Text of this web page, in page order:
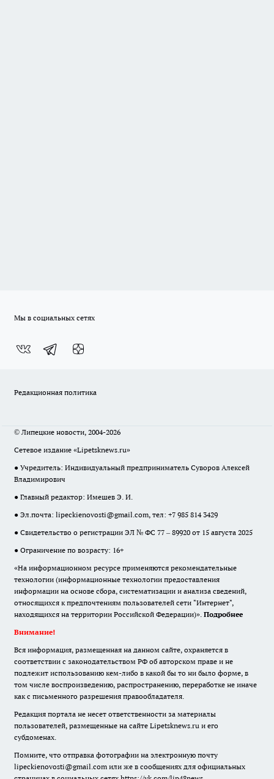
Мы в социальных сетях
Редакционная политика
© Липецкие новости, 2004-2026
Сетевое издание «Lipetsknews.ru»
● Учредитель: Индивидуальный предприниматель Суворов Алексей
Владимирович
● Главный редактор: Имешев Э. И.
● Эл.почта: lipeckienovosti@gmail.com, тел: +7 985 814 3429
● Свидетельство о регистрации ЭЛ № ФС 77 – 89920 от 15 августа 2025
● Ограничение по возрасту: 16+
«На информационном ресурсе применяются рекомендательные
технологии (информационные технологии предоставления
информации на основе сбора, систематизации и анализа сведений,
относящихся к предпочтениям пользователей сети "Интернет",
находящихся на территории Российской Федерации)». Подробнее
Внимание!
Вся информация, размещенная на данном сайте, охраняется в
соответствии с законодательством РФ об авторском праве и не
подлежит использованию кем-либо в какой бы то ни было форме, в
том числе воспроизведению, распространению, переработке не иначе
как с письменного разрешения правообладателя.
Редакция портала не несет ответственности за материалы
пользователей, размещенные на сайте Lipetsknews.ru и его
субдоменах.
Помните, что отправка фотографии на электронную почту
lipeckienovosti@gmail.com или же в сообщениях для официальных